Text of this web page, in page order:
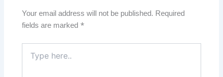
Your email address will not be published. Required
fields are marked *
here..